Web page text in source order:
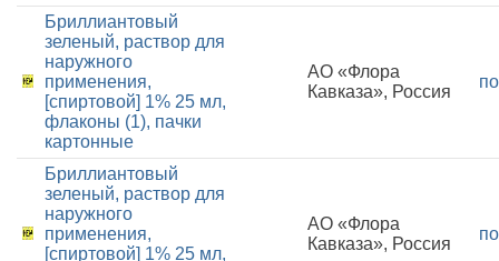
Бриллиантовый
зеленый, раствор для
наружного
применения,
[спиртовой] 1% 25 мл,
флаконы (1), пачки
картонные
АО «Флора
Кавказа», Россия
Бриллиантовый
зеленый, раствор для
наружного
применения,
[спиртовой] 1% 25 мл,
АО «Флора
Кавказа», Россия